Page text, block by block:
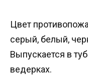
Цвет
серый, белый,
Выпускается в
ведерках.